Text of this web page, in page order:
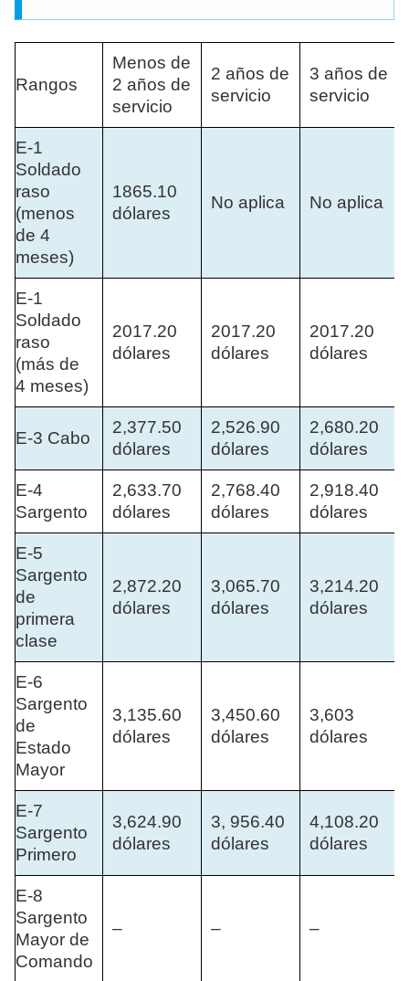
Rangos
Menos de
2 años de
servicio
2 años de
servicio
3 años de
servicio
E-1
Soldado
raso
(menos
de 4
meses)
1865.10
dólares
No aplica No aplica
E-1
Soldado
raso
(más de
4 meses)
2017.20
dólares
2017.20
dólares
2017.20
dólares
E-3 Cabo
2,377.50
dólares
2,526.90
dólares
2,680.20
dólares
E-4
Sargento
2,633.70
dólares
2,768.40
dólares
2,918.40
dólares
E-5
Sargento
de
primera
clase
2,872.20
dólares
3,065.70
dólares
3,214.20
dólares
E-6
Sargento
de
Estado
Mayor
3,135.60
dólares
3,450.60
dólares
3,603
dólares
E-7
Sargento
Primero
3,624.90
dólares
3, 956.40
dólares
4,108.20
dólares
E-8
Sargento
Mayor de
Comando
– – –